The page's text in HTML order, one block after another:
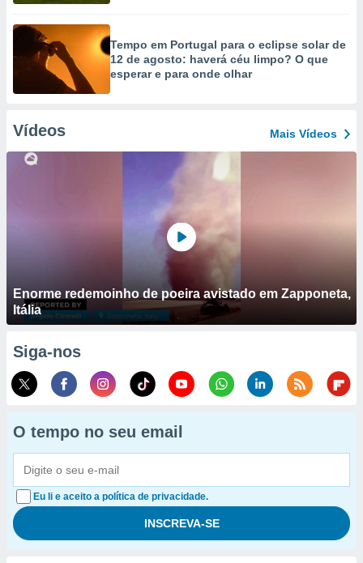
Tempo em Portugal para o eclipse solar de
12 de agosto: haverá céu limpo? O que
esperar e para onde olhar
Vídeos Mais Vídeos
Enorme redemoinho de poeira avistado em Zapponeta,
Itália
Siga-nos
O tempo no seu email
Eu li e aceito a política de privacidade.